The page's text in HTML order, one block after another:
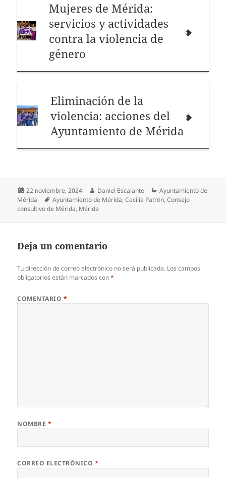
Mujeres de Mérida:
servicios y actividades
contra la violencia de
género
Eliminación de la
violencia: acciones del
Ayuntamiento de Mérida
Publicado
el
22 noviembre, 2024 Autor
Daniel Escalante Categorías
Ayuntamiento de
Mérida
Etiquetas
Ayuntamiento de Mérida,Cecilia Patrón,Consejo
consultivo de Mérida, Mérida
Deja un comentario
Tu dirección de correo electrónico no será publicada. Los campos
obligatorios están marcados con*
COMENTARIO *
NOMBRE *
CORREO ELECTRÓNICO *